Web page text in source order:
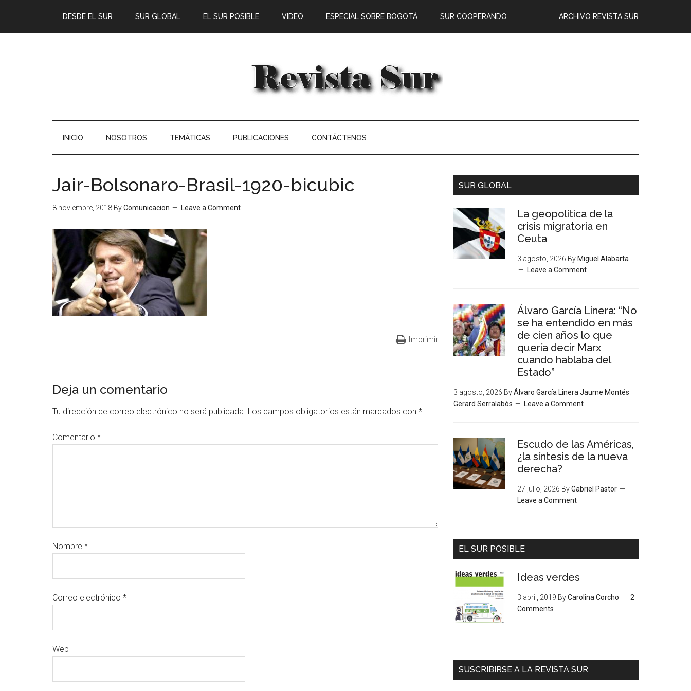
DESDE EL SUR SUR GLOBAL EL SUR POSIBLE ARCHIVO REVISTA SUR
VIDEO ESPECIAL SOBRE BOGOTÁ SUR COOPERANDO
INICIO NOSOTROS TEMÁTICAS PUBLICACIONES CONTÁCTENOS
Jair-Bolsonaro-Brasil-1920-bicubic
8 noviembre, 2018 ByComunicacion Leave a Comment
Imprimir
Deja un comentario
Tu dirección de correo electrónico no será publicada. Los campos obligatorios están marcados con *
Comentario *
Nombre *
Correo electrónico *
Web
SUR GLOBAL
La geopolítica de la
crisis migratoria en
Ceuta
3 agosto, 2026 By Miguel Alabarta
Leave a Comment
Álvaro García Linera: “No
se ha entendido en más
de cien años lo que
quería decir Marx
cuando hablaba del
Estado”
3 agosto, 2026 ByÁlvaro García Linera Jaume Montés
Gerard Serralabós
Leave a Comment
Escudo de las Américas,
¿la síntesis de la nueva
derecha?
27 julio, 2026 ByGabriel Pastor
Leave a Comment
EL SUR POSIBLE
Ideas verdes
3 abril, 2019 ByCarolina Corcho
2
Comments
SUSCRIBIRSE A LA REVISTA SUR